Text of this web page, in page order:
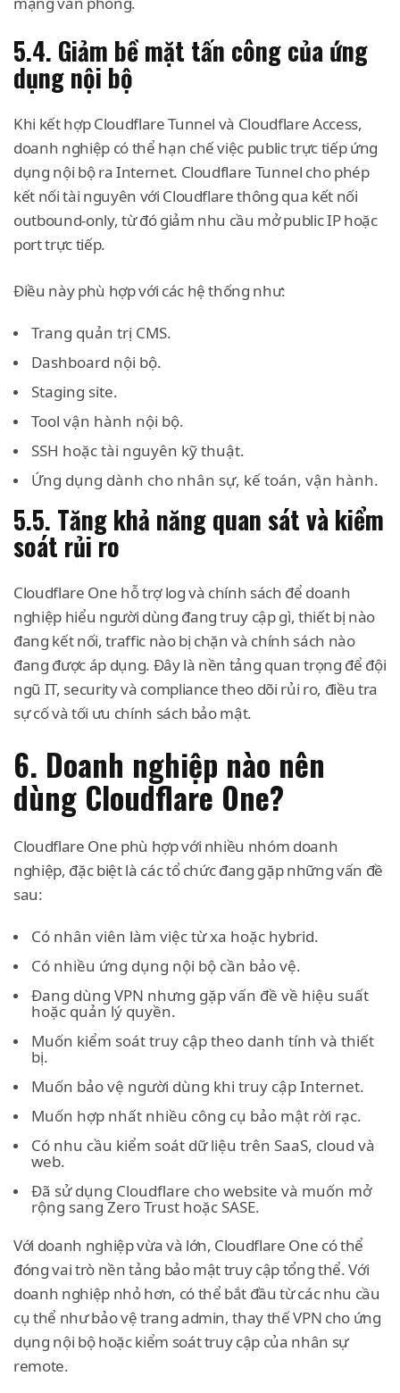
5.4. Giảm bề mặt tấn công của ứng
dụng nội bộ
Khi kết hợp Cloudflare Tunnel và Cloudflare Access,
doanh nghiệp có thể hạn chế việc public trực tiếp ứng
dụng nội bộ ra Internet. Cloudflare Tunnel cho phép
kết nối tài nguyên với Cloudflare thông qua kết nối
outbound-only, từ đó giảm nhu cầu mở public IP hoặc
port trực tiếp.
Điều này phù hợp với các hệ thống như:
Trang quản trị CMS.
Dashboard nội bộ.
Staging site.
Tool vận hành nội bộ.
SSH hoặc tài nguyên kỹ thuật.
Ứng dụng dành cho nhân sự, kế toán, vận hành.
5.5. Tăng khả năng quan sát và kiểm
soát rủi ro
Cloudflare One hỗ trợ log và chính sách để doanh
nghiệp hiểu người dùng đang truy cập gì, thiết bị nào
đang kết nối, traffic nào bị chặn và chính sách nào
đang được áp dụng. Đây là nền tảng quan trọng để đội
ngũ IT, security và compliance theo dõi rủi ro, điều tra
sự cố và tối ưu chính sách bảo mật.
6. Doanh nghiệp nào nên
dùng Cloudflare One?
Cloudflare One phù hợp với nhiều nhóm doanh
nghiệp, đặc biệt là các tổ chức đang gặp những vấn đề
sau:
Có nhân viên làm việc từ xa hoặc hybrid.
Có nhiều ứng dụng nội bộ cần bảo vệ.
Đang dùng VPN nhưng gặp vấn đề về hiệu suất
hoặc quản lý quyền.
Muốn kiểm soát truy cập theo danh tính và thiết
bị.
Muốn bảo vệ người dùng khi truy cập Internet.
Muốn hợp nhất nhiều công cụ bảo mật rời rạc.
Có nhu cầu kiểm soát dữ liệu trên SaaS, cloud và
web.
Đã sử dụng Cloudflare cho website và muốn mở
rộng sang Zero Trust hoặc SASE.
Với doanh nghiệp vừa và lớn, Cloudflare One có thể
đóng vai trò nền tảng bảo mật truy cập tổng thể. Với
doanh nghiệp nhỏ hơn, có thể bắt đầu từ các nhu cầu
cụ thể như bảo vệ trang admin, thay thế VPN cho ứng
dụng nội bộ hoặc kiểm soát truy cập của nhân sự
remote.